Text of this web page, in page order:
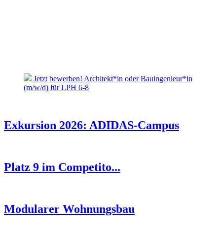
Jetzt bewerben! Architekt*in oder Bauingenieur*in
(m/w/d) für LPH 6-8
Exkursion 2026: ADIDAS-Campus
Platz 9 im Competito...
Modularer Wohnungsbau